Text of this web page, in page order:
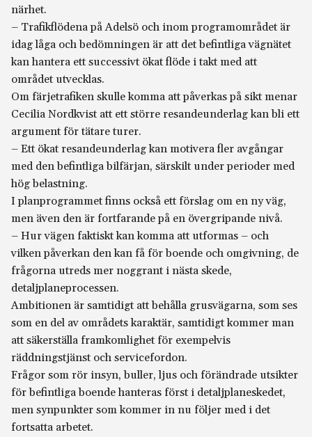
närhet.
– Trafikflödena på Adelsö och inom programområdet är
idag låga och bedömningen är att det befintliga vägnätet
kan hantera ett successivt ökat flöde i takt med att
området utvecklas.
Om färjetrafiken skulle komma att påverkas på sikt menar
Cecilia Nordkvist att ett större resandeunderlag kan bli ett
argument för tätare turer.
– Ett ökat resandeunderlag kan motivera fler avgångar
med den befintliga bilfärjan, särskilt under perioder med
hög belastning.
I planprogrammet finns också ett förslag om en ny väg,
men även den är fortfarande på en övergripande nivå.
– Hur vägen faktiskt kan komma att utformas – och
vilken påverkan den kan få för boende och omgivning, de
frågorna utreds mer noggrant i nästa skede,
detaljplaneprocessen.
Ambitionen är samtidigt att behålla grusvägarna, som ses
som en del av områdets karaktär, samtidigt kommer man
att säkerställa framkomlighet för exempelvis
räddningstjänst och servicefordon.
Frågor som rör insyn, buller, ljus och förändrade utsikter
för befintliga boende hanteras först i detaljplaneskedet,
men synpunkter som kommer in nu följer med i det
fortsatta arbetet.